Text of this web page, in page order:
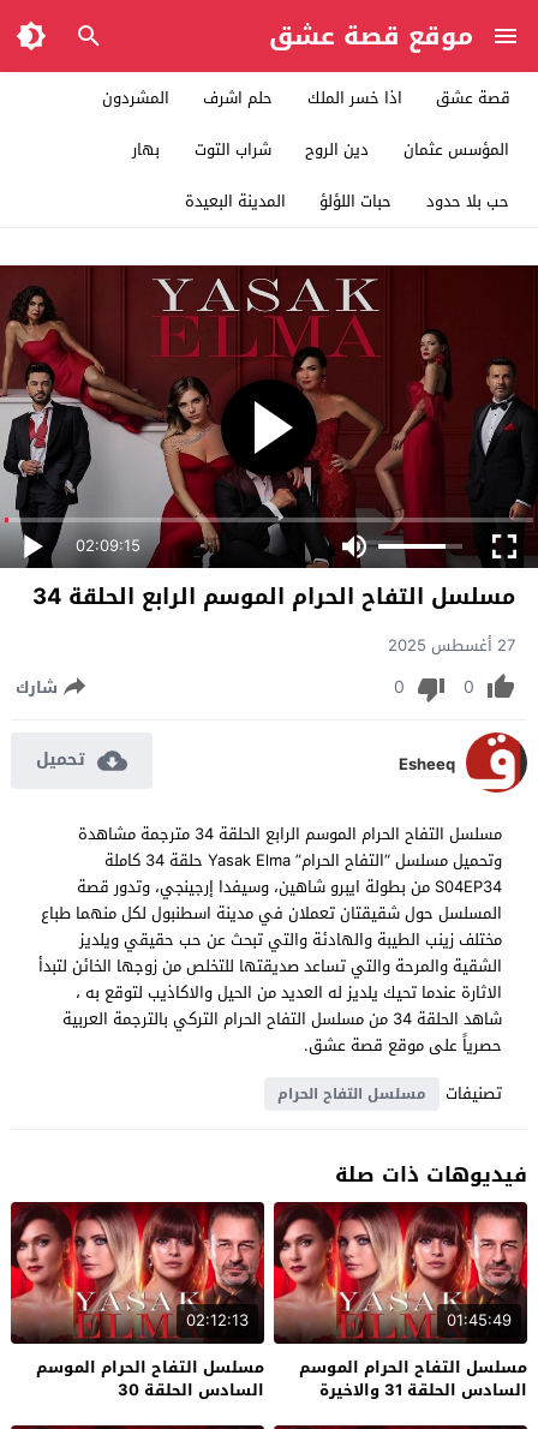
موقع قصة عشق
قصة عشق اذا خسر الملك حلم اشرف
المشردون
المؤسس عثمان
دين الروح شراب التوت
بهار
حب بلا حدود
حبات اللؤلؤ المدينة البعيدة
02:09:15
مسلسل التفاح الحرام الموسم الرابع الحلقة 34
27 أغسطس 2025
0
0 شارك
Esheeq تحميل
مسلسل التفاح الحرام الموسم الرابع الحلقة 34 مترجمة مشاهدة
وتحميل مسلسل “التفاح الحرام” Yasak Elma حلقة 34 كاملة
S04EP34 من بطولة ايبرو شاهين، وسيفدا إرجينجي، وتدور قصة
المسلسل حول شقيقتان تعملان في مدينة اسطنبول لكل منهما طباع
مختلف زينب الطيبة والهادئة والتي تبحث عن حب حقيقي ويلديز
الشقية والمرحة والتي تساعد صديقتها للتخلص من زوجها الخائن لتبدأ
الاثارة عندما تحيك يلديز له العديد من الحيل والاكاذيب لتوقع به ،
شاهد الحلقة 34 من مسلسل التفاح الحرام التركي بالترجمة العربية
حصرياً على موقع قصة عشق.
تصنيفات
مسلسل التفاح الحرام
فيديوهات ذات صلة
01:45:49
مسلسل التفاح الحرام الموسم
السادس الحلقة 31 والاخيرة
02:12:13
مسلسل التفاح الحرام الموسم
السادس الحلقة 30